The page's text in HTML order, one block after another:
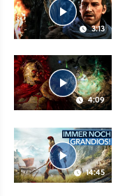
3:13
4:09
14:45